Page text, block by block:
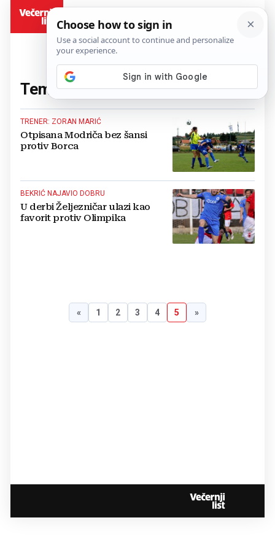
Tema:Premier liga(42 članaka)
TRENER: ZORAN MARIĆ
Otpisana Modriča bez šansi
protiv Borca
BEKRIĆ NAJAVIO DOBRU
U derbi Željezničar ulazi kao
favorit protiv Olimpika
« 1 2 3 4 5 »